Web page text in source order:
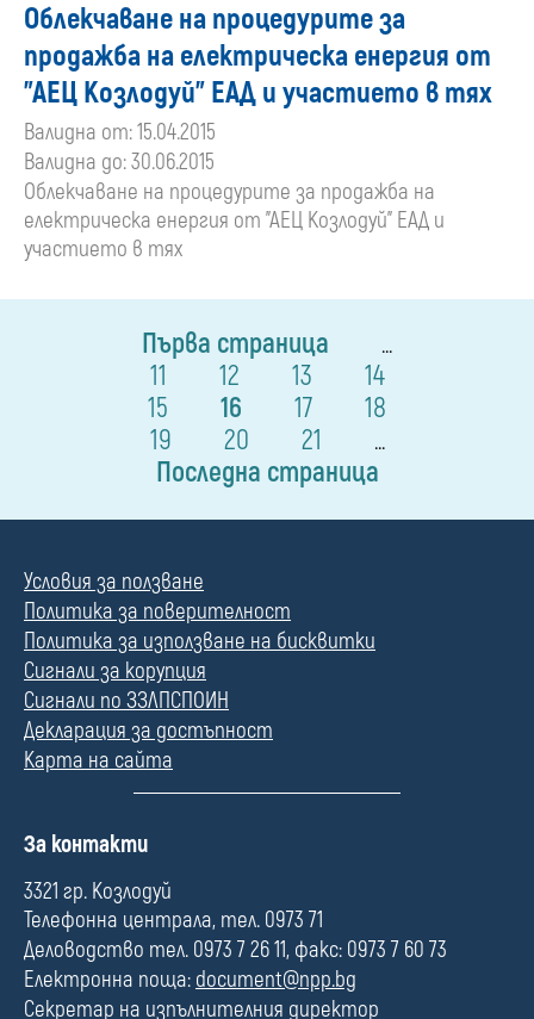
Облекчаване на процедурите за
продажба на електрическа енергия от
"АЕЦ Козлодуй" ЕАД и участието в тях
Валидна от: 15.04.2015
Валидна до: 30.06.2015
Облекчаване на процедурите за продажба на
електрическа енергия от "АЕЦ Козлодуй" ЕАД и
участието в тях
Първа страница ...
11 12 13
14
15
16 17
18
19
20 21 ...
Последна страница
Условия за ползване
Политика за поверителност
Политика за използване на бисквитки
Сигнали за корупция
Сигнали по ЗЗЛПСПОИН
Декларация за достъпност
Карта на сайта
П
л
е
За контакти
3321 гр. Козлодуй
Телефонна централа, тел. 0973 71
Деловодство тел. 0973 7 26 11, факс: 0973 7 60 73
Електронна поща: document@npp.bg
Секретар на изпълнителния директор